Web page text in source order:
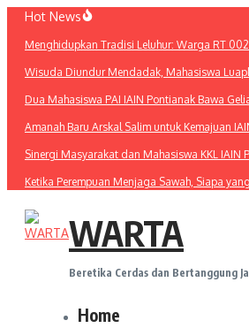
Lewati
konten
Hot News
Menghidupkan Tradisi Leluhur: Warga RT
Wisuda Diundur Mendadak, Mahasiswa
Dua Mahasiswa PAI IAIN Pontianak Bawa
Amanah Baru Arskal Salim untuk Kemajuan
Sinergi Masyarakat dan Mahasiswa KKL
Ketika Perempuan Menjaga Sawah, Siapa
WARTA
Beretika Cerdas dan Bertanggung
Home